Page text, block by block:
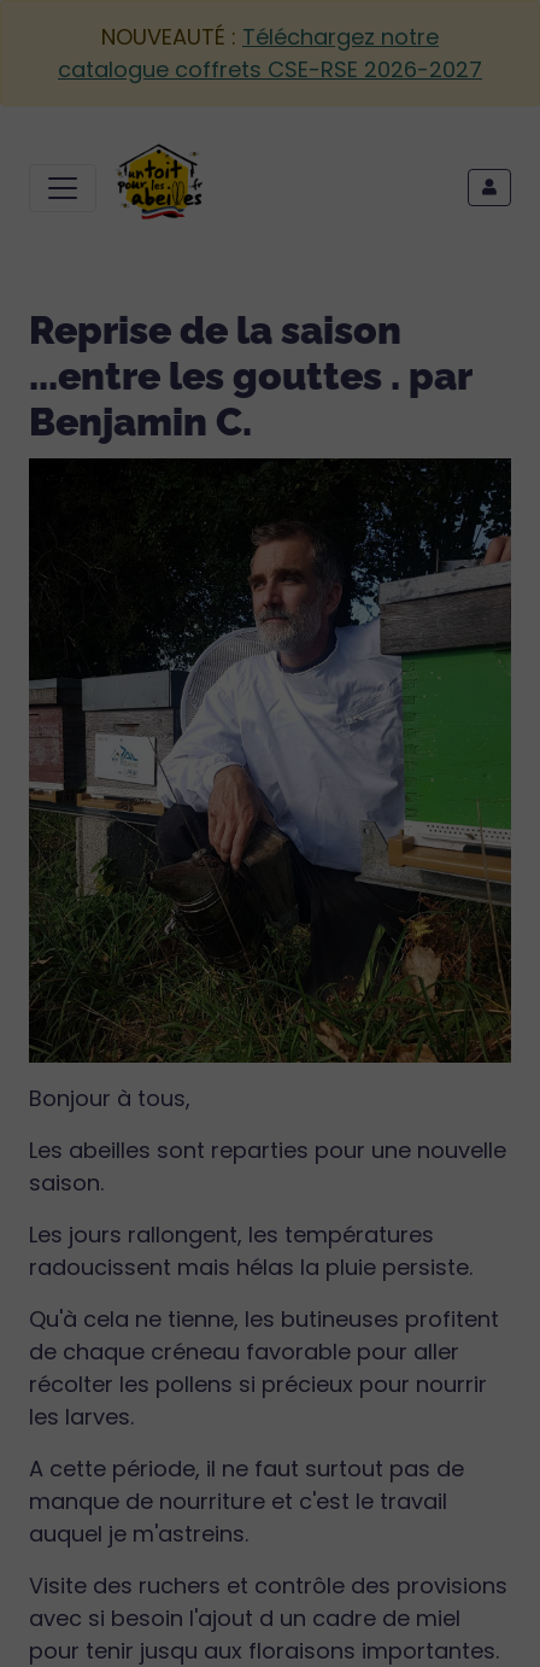
NOUVEAUTÉ : Téléchargez notre
catalogue coffrets CSE-RSE 2026-2027
Reprise de la saison
...entre les gouttes . par
Benjamin C.
Bonjour à tous,
Les abeilles sont reparties pour une nouvelle
saison.
Les jours rallongent, les températures
radoucissent mais hélas la pluie persiste.
Qu'à cela ne tienne, les butineuses profitent
de chaque créneau favorable pour aller
récolter les pollens si précieux pour nourrir
les larves.
A cette période, il ne faut surtout pas de
manque de nourriture et c'est le travail
auquel je m'astreins.
Visite des ruchers et contrôle des provisions
avec si besoin l'ajout d un cadre de miel
pour tenir jusqu aux floraisons importantes.